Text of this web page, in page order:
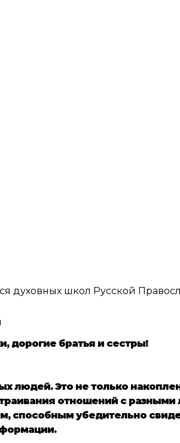
духовных школ Русской
дорогие братья и сестры!
людей. Это не только
отношений с
способным убедительно